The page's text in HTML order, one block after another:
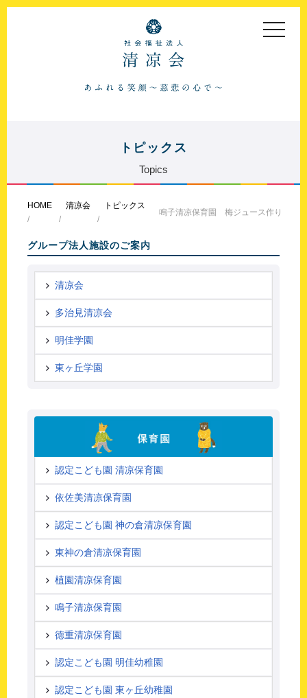
toggle
トピックス
Topics
HOME 清凉会 トピックス
鳴子清凉保育園 梅ジュース作り
グループ法人施設のご案内
清凉会
多治見清凉会
明佳学園
東ヶ丘学園
認定こども園 清凉保育園
依佐美清凉保育園
認定こども園 神の倉清凉保育園
東神の倉清凉保育園
植園清凉保育園
鳴子清凉保育園
徳重清凉保育園
認定こども園 明佳幼稚園
認定こども園 東ヶ丘幼稚園